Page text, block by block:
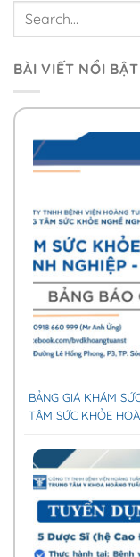
BÀI VIẾT NỔI BẬT
BẢNG GIÁ KHÁM
TÂM SỨC KHỎE